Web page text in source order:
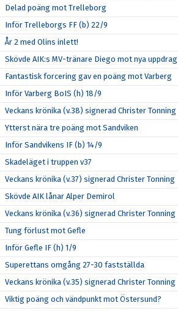
Delad poäng mot Trelleborg
Inför Trelleborgs FF (b) 22/9
År 2 med Olins inlett!
Skövde AIK:s MV-tränare Diego mot nya uppdrag
Fantastisk forcering gav en poäng mot Varberg
Inför Varberg BoIS (h) 18/9
Veckans krönika (v.38) signerad Christer Tonning
Ytterst nära tre poäng mot Sandviken
Inför Sandvikens IF (b) 14/9
Skadeläget i truppen v37
Veckans krönika (v.37) signerad Christer Tonning
Skövde AIK lånar Alper Demirol
Veckans krönika (v.36) signerad Christer Tonning
Tung förlust mot Gefle
Inför Gefle IF (h) 1/9
Superettans omgång 27-30 fastställda
Veckans krönika (v.35) signerad Christer Tonning
Viktig poäng och vändpunkt mot Östersund?